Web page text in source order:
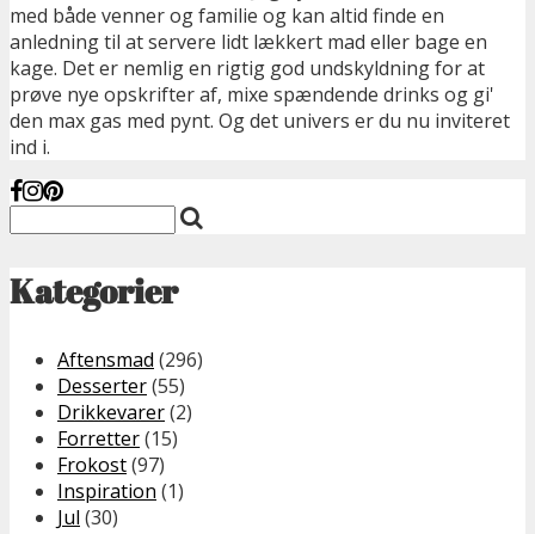
med både venner og familie og kan altid finde en
anledning til at servere lidt lækkert mad eller bage en
kage. Det er nemlig en rigtig god undskyldning for at
prøve nye opskrifter af, mixe spændende drinks og gi'
den max gas med pynt. Og det univers er du nu inviteret
ind i.
Kategorier
Aftensmad (296)
Desserter(55)
Drikkevarer(2)
Forretter(15)
Frokost(97)
Inspiration (1)
Jul (30)